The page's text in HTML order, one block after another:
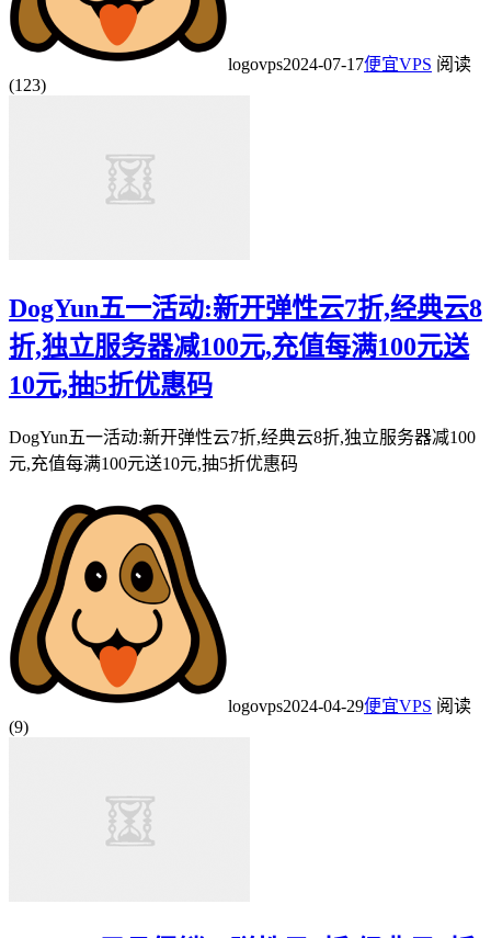
logovps2024-07-17便宜VPS 阅读
(123)
DogYun五一活动:新开弹性云7折,经典云8
折,独立服务器减100元,充值每满100元送
10元,抽5折优惠码
DogYun五一活动:新开弹性云7折,经典云8折,独立服务器减100
元,充值每满100元送10元,抽5折优惠码
logovps2024-04-29便宜VPS 阅读
(9)